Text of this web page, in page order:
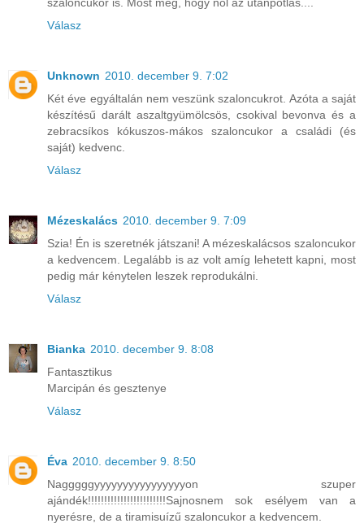
szaloncukor is. Most meg, hogy nől az utánpótlás....
Válasz
Unknown 2010. december 9. 7:02
Két éve egyáltalán nem veszünk szaloncukrot. Azóta a saját
készítésű darált aszaltgyümölcsös, csokival bevonva és a
zebracsíkos kókuszos-mákos szaloncukor a családi (és
saját) kedvenc.
Válasz
Mézeskalács 2010. december 9. 7:09
Szia! Én is szeretnék játszani! A mézeskalácsos szaloncukor
a kedvencem. Legalább is az volt amíg lehetett kapni, most
pedig már kénytelen leszek reprodukálni.
Válasz
Bianka 2010. december 9. 8:08
Fantasztikus
Marcipán és gesztenye
Válasz
Éva 2010. december 9. 8:50
Nagggggyyyyyyyyyyyyyyyyon szuper
ajándék!!!!!!!!!!!!!!!!!!!!!!!!Sajnosnem sok esélyem van a
nyerésre, de a tiramisuízű szaloncukor a kedvencem.